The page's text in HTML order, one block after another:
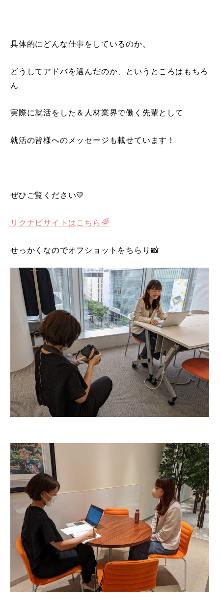
具体的にどんな仕事をしているのか、
どうしてアドバを選んだのか、というところはもちろ
ん
実際に就活をした＆人材業界で働く先輩として
就活の皆様へのメッセージも載せています！
ぜひご覧ください💛
リクナビサイトはこちら🌈
せっかくなのでオフショットをちらり📸